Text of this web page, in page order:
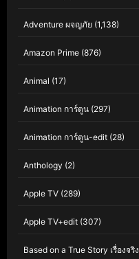
Adventure ผจญภัย (1,138)
Amazon Prime (876)
Animal (17)
Animation การ์ตูน (297)
Animation การ์ตูน-edit (28)
Anthology (2)
Apple TV (289)
Apple TV+edit (307)
Based on a True Story เรื่องจริง